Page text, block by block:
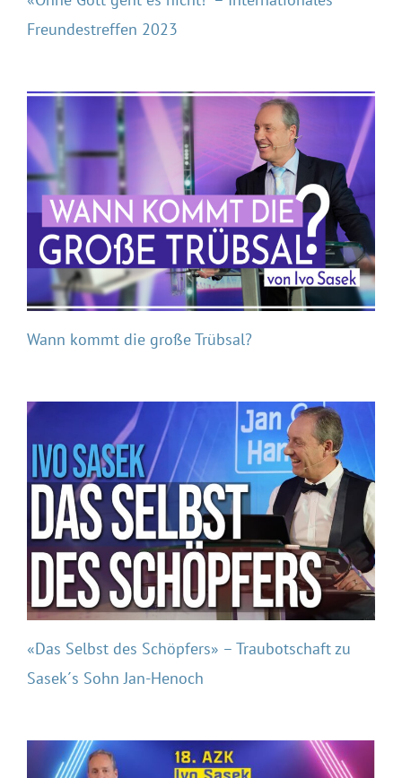
Freundestreffen 2023
Wann kommt die große Trübsal?
«Das Selbst des Schöpfers» – Traubotschaft zu
Sasek´s Sohn Jan-Henoch